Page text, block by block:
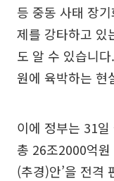
등 중동 사태 장
제를 강타하고 있
도 알 수 있습니
원에 육박하는 현
이에 정부는 31
총 26조2000억원
(추경)안’을 전격